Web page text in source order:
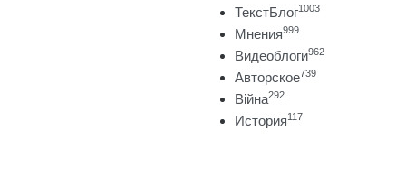
ТекстБлог1003
Мнения999
Видеоблоги962
Авторское739
Війна292
История117